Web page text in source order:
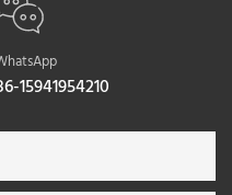
15941954210